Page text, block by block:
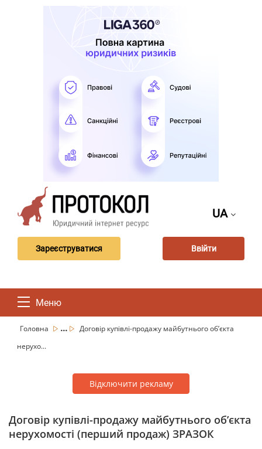
UA
Зареєструватися Ввійти
Меню
Головна ...
Договір купівлі-продажу майбутнього об’єкта
нерухо...
Відключити рекламу
Договір купівлі-продажу майбутнього об’єкта
нерухомості (перший продаж) ЗРАЗОК